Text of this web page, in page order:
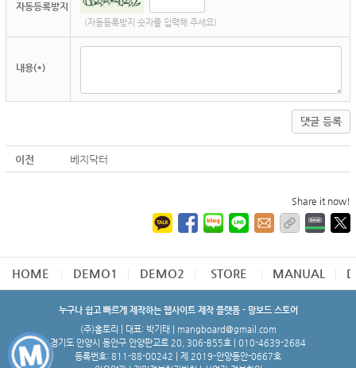
자동등록방지
(자동등록방지 숫자를 입력해 주세요)
내용(*)
댓글 등록
이전 베지닥터
Share it now!
HOME DEMO1 DEMO2 STORE MANUAL
누구나 쉽고 빠르게 제작하는 웹사이트 제작 플랫폼 - 망보드 스토어
(주)홈토리 | 대표: 박기태 | mangboard@gmail.com
경기도 안양시 동안구 안양판교로 20, 306-B55호 | 010-4639-2684
등록번호: 811-88-00242 | 제 2019-안양동안-0667호